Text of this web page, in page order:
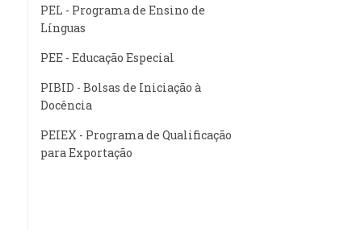
PEL - Programa de Ensino de
Línguas
PEE - Educação Especial
PIBID - Bolsas de Iniciação à
Docência
PEIEX - Programa de Qualificação
para Exportação